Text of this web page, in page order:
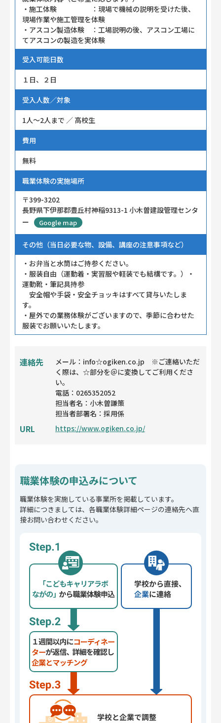
・施工体験 ：現場で機械の説明を受けた後、
現場作業や施工管理を体験
・アスコン製造体験 ：工場説明の後、アスコン工場に
てアスコンの製造を実体験
受入可能日数
１日、２日
受入人数／対象
1人～2人まで ／ 高校生
費用
無料
職業体験の実施場所
〒399-3202
長野県下伊那郡豊丘村神稲9313-1 小木曽建設管理センタ
ー
Google map
その他（当日必要な物、設備、講座の注意事項など）
・お弁当と水筒はご持参ください。
・服装自由（運動着・実習服や軽装でも結構です。）・
運動靴・筆記具持参
安全帽や手袋・安全チョッキはすべて貸与いたしま
す。
・屋外での業務体験がございますので、季節に合わせた
服装でお願いいたします。
連絡先
メール：info☆ogiken.co.jp ※ご連絡いただ
く際は、☆部分を＠に変換してご利用くださ
い。
電話：0265352052
担当者名：小木曽謙策
担当者部署名：採用係
URL https://www.ogiken.co.jp/
職業体験の申込みについて
職業体験を実施している事業所を掲載しています。
詳細につきましては、各職業体験詳細ページの連絡先へ直
接お問い合わせください。